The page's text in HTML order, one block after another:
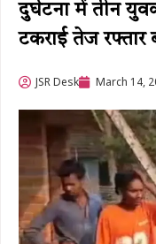
दुर्घटना में तीन
टकराई तेज रफ्तार
JSR Desk March 14,